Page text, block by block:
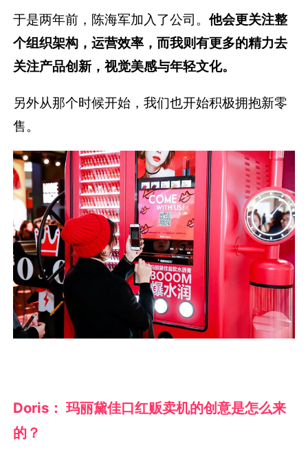
于是两年前，陈海军加入了公司。他会更关注整
个组织架构，运营效率，而我则有更多的精力去
关注产品创新，视觉美感与年轻文化。
另外从那个时候开始，我们也开始积极拥抱新零
售。
Doris： 玛丽黛佳口红贩卖机的创意是怎么来
的？